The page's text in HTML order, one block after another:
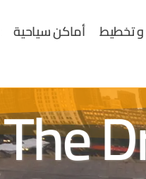
و تخطيط أماكن سياحية